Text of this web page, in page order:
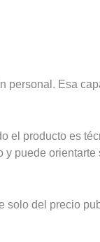
personal. Esa
el producto es
puede
solo del precio